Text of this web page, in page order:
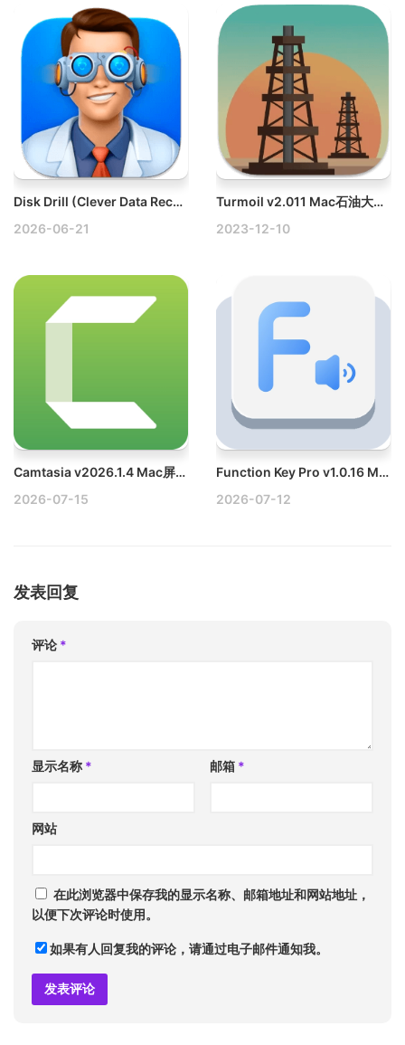
Disk Drill (Clever Data Recovery) v6.3.2329 Mac数据恢复/误删文件找回破解版
2026-06-21
Turmoil v2.011 Mac石油大亨模拟游戏
2023-12-10
Camtasia v2026.1.4 Mac屏幕录制和剪辑工具破解版
2026-07-15
Function Key Pro v1.0.16 Mac快捷键辅助工具
2026-07-12
发表回复
评论 *
显示名称 * 邮箱 *
网站
在此浏览器中保存我的显示名称、邮箱地址和网站地址，
以便下次评论时使用。
如果有人回复我的评论，请通过电子邮件通知我。